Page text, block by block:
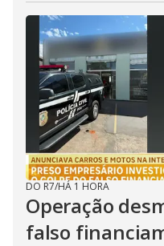
DO R7/HÁ 1 HORA
Operação
falso